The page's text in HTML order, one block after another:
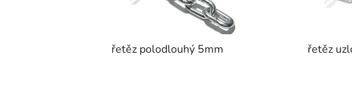
řetěz polodlouhý 5mm řetěz